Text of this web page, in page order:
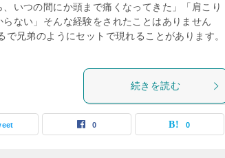
、いつの間にか頭まで痛くなってきた」「肩こり
ない」そんな経験をされたことはありません
兄弟のようにセットで現れることがあります。
続きを読む
0 0